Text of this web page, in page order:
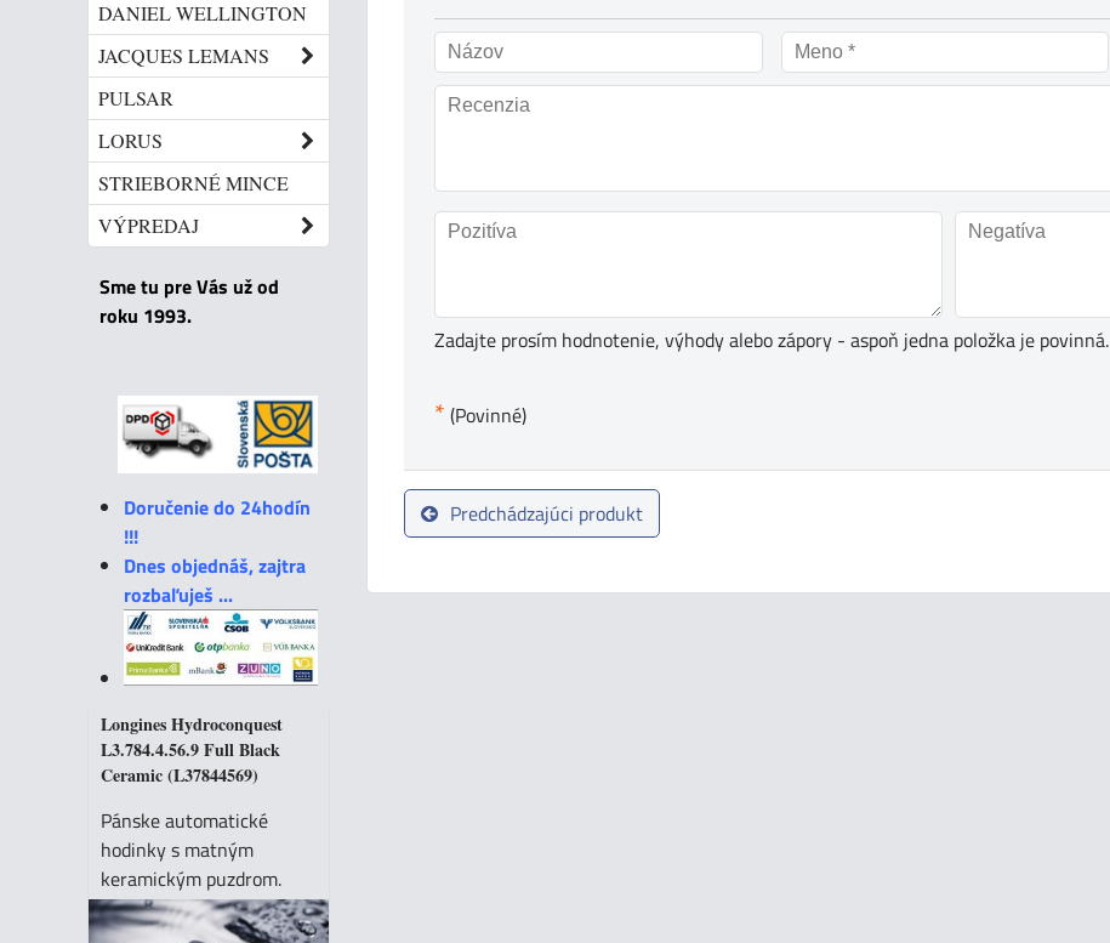
Zadajte prosím hodnotenie, výhody alebo zápory - aspoň jedna položka je povinná.
* (Povinné)
Predchádzajúci produkt
DANIEL WELLINGTON
JACQUES LEMANS
PULSAR
LORUS
STRIEBORNÉ MINCE
VÝPREDAJ
Sme tu pre Vás už od
roku 1993.
Doručenie do 24hodín
!!!
Dnes objednáš, zajtra
rozbaľuješ ...
Longines Hydroconquest
L3.784.4.56.9 Full Black
Ceramic (L37844569)
Pánske automatické
hodinky s matným
keramickým puzdrom.